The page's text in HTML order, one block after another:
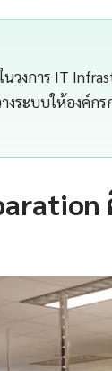
วงการ IT
ระบบให้องค์กร